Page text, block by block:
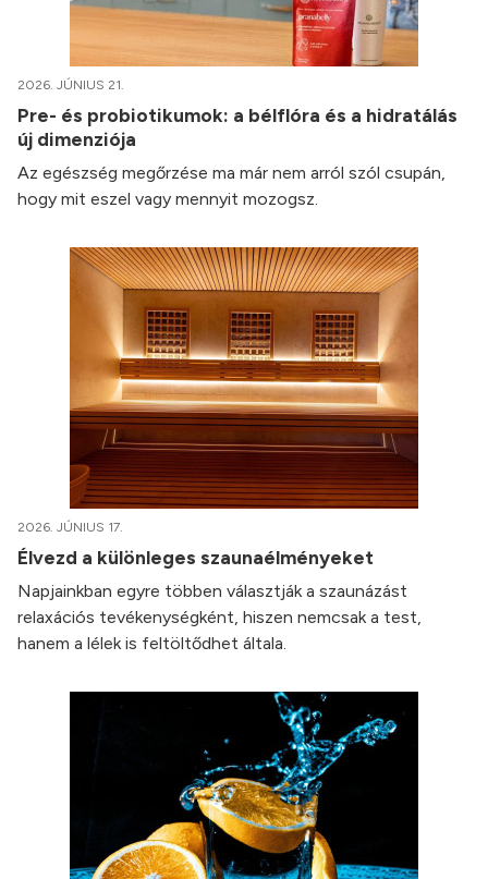
2026. JÚNIUS 21.
Pre- és probiotikumok: a bélflóra és a hidratálás
új dimenziója
Az egészség megőrzése ma már nem arról szól csupán,
hogy mit eszel vagy mennyit mozogsz.
2026. JÚNIUS 17.
Élvezd a különleges szaunaélményeket
Napjainkban egyre többen választják a szaunázást
relaxációs tevékenységként, hiszen nemcsak a test,
hanem a lélek is feltöltődhet általa.